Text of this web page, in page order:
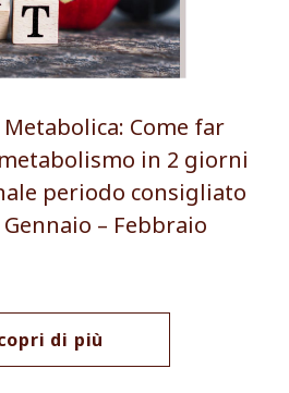
Come far
in 2 giorni
periodo consigliato
– Febbraio
di più